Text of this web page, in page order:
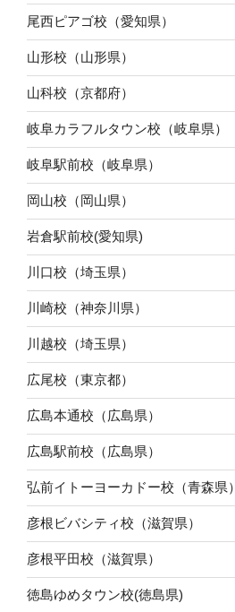
尾西ピアゴ校（愛知県）
山形校（山形県）
山科校（京都府）
岐阜カラフルタウン校（岐阜県）
岐阜駅前校（岐阜県）
岡山校（岡山県）
岩倉駅前校(愛知県)
川口校（埼玉県）
川崎校（神奈川県）
川越校（埼玉県）
広尾校（東京都）
広島本通校（広島県）
広島駅前校（広島県）
弘前イトーヨーカドー校（青森県）
彦根ビバシティ校（滋賀県）
彦根平田校（滋賀県）
徳島ゆめタウン校(徳島県)